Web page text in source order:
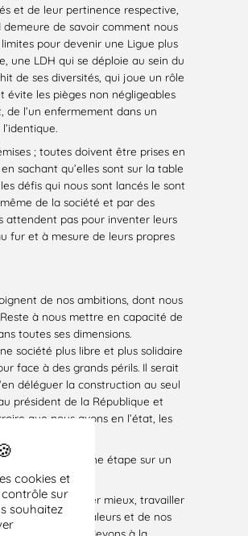
cookies et
sur
souhaitez
et de leur pertinence respective,
de savoir comment nous
pour devenir une Ligue plus
une LDH qui se déploie au sein du
de ses diversités, qui joue un rôle
évite les pièges non négligeables
de l’un enfermement dans un
; toutes doivent être prises en
sachant qu’elles sont sur la table
défis qui nous sont lancés le sont
de la société et par des
attendent pas pour inventer leurs
fur et à mesure de leurs propres
de nos ambitions, dont nous
à nous mettre en capacité de
toutes ses dimensions.
société plus libre et plus solidaire
face à des grands périls. Il serait
déléguer la construction au seul
président de la République et
que nous avons en l’état, les
constitue donc une étape sur un
difficile.
travailler, travailler mieux, travailler
hauteur de nos valeurs et de nos
que nous devons à la